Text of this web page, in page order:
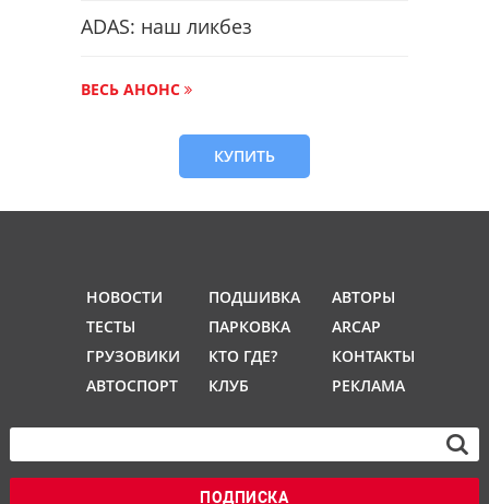
ADAS: наш ликбез
ВЕСЬ АНОНС
КУПИТЬ
НОВОСТИ
ТЕСТЫ
ГРУЗОВИКИ
АВТОСПОРТ
ПОДШИВКА
ПАРКОВКА
КТО ГДЕ?
КЛУБ
АВТОРЫ
ARCAP
КОНТАКТЫ
РЕКЛАМА
ПОДПИСКА